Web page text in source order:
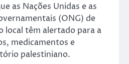
as Nações Unidas e as
(ONG) de
local têm alertado para a
medicamentos e
palestiniano.